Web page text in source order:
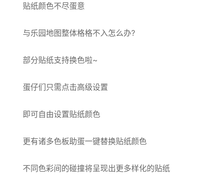
贴纸颜色不尽蛋意
与乐园地图整体格格不入怎么办?
部分贴纸支持换色啦~
蛋仔们只需点击高级设置
即可自由设置贴纸颜色
更有诸多色板助蛋一键替换贴纸颜色
不同色彩间的碰撞将呈现出更多样化的贴纸